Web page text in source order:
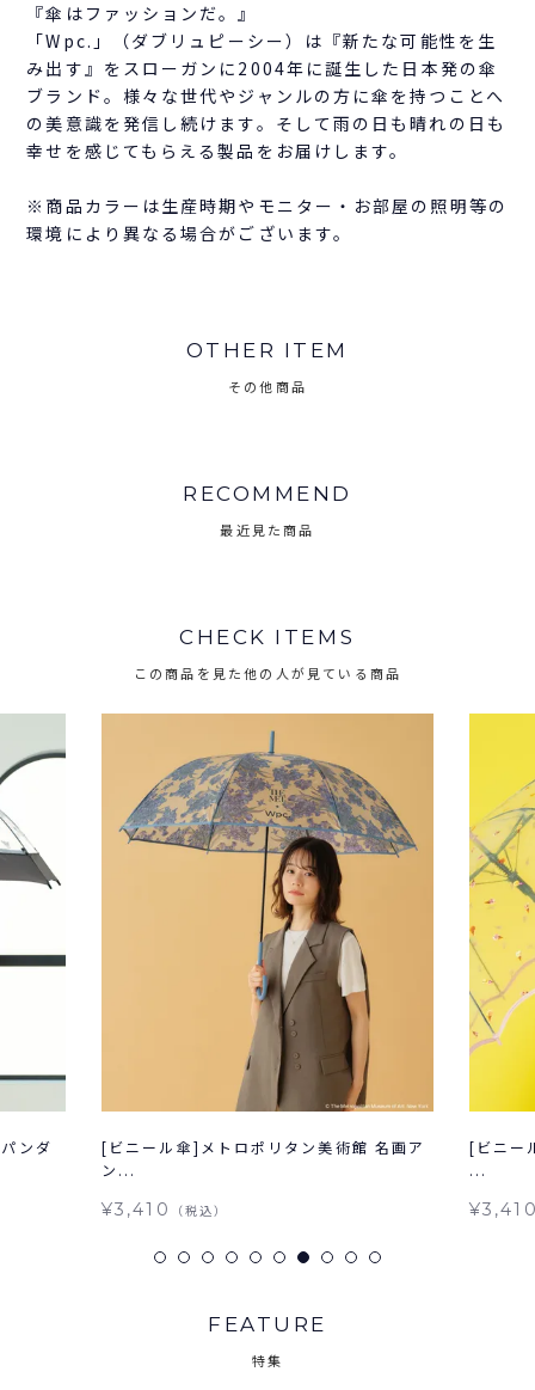
『傘はファッションだ。』
「Wpc.」（ダブリュピーシー）は『新たな可能性を生
み出す』をスローガンに2004年に誕生した日本発の傘
ブランド。様々な世代やジャンルの方に傘を持つことへ
の美意識を発信し続けます。そして雨の日も晴れの日も
幸せを感じてもらえる製品をお届けします。
※商品カラーは生産時期やモニター・お部屋の照明等の
環境により異なる場合がございます。
OTHER ITEM
その他商品
RECOMMEND
最近見た商品
CHECK ITEMS
この商品を見た他の人が見ている商品
ンダ
[ビニール傘]メトロポリタン美術館 名画ア
ン...
¥3,410 （税込）
[ビニー
...
FEATURE
特集